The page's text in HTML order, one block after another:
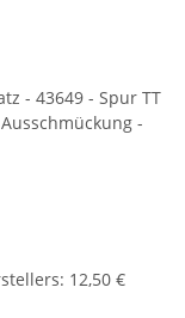
- 43649 - Spur TT
-
: 12,50 €